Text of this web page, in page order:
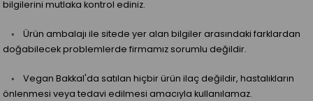
bilgilerini mutlaka kontrol ediniz.
◦ Ürün ambalajı ile sitede yer alan bilgiler arasındaki farklardan
doğabilecek problemlerde firmamız sorumlu değildir.
◦ Vegan Bakkal'da satılan hiçbir ürün ilaç değildir, hastalıkların
önlenmesi veya tedavi edilmesi amacıyla kullanılamaz.